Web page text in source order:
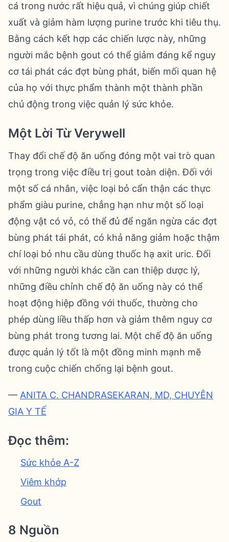
cá trong nước rất hiệu quả, vì chúng giúp chiết
xuất và giảm hàm lượng purine trước khi tiêu thụ.
Bằng cách kết hợp các chiến lược này, những
người mắc bệnh gout có thể giảm đáng kể nguy
cơ tái phát các đợt bùng phát, biến mối quan hệ
của họ với thực phẩm thành một thành phần
chủ động trong việc quản lý sức khỏe.
Một Lời Từ Verywell
Thay đổi chế độ ăn uống đóng một vai trò quan
trọng trong việc điều trị gout toàn diện. Đối với
một số cá nhân, việc loại bỏ cẩn thận các thực
phẩm giàu purine, chẳng hạn như một số loại
động vật có vỏ, có thể đủ để ngăn ngừa các đợt
bùng phát tái phát, có khả năng giảm hoặc thậm
chí loại bỏ nhu cầu dùng thuốc hạ axit uric. Đối
với những người khác cần can thiệp dược lý,
những điều chỉnh chế độ ăn uống này có thể
hoạt động hiệp đồng với thuốc, thường cho
phép dùng liều thấp hơn và giảm thêm nguy cơ
bùng phát trong tương lai. Một chế độ ăn uống
được quản lý tốt là một đồng minh mạnh mẽ
trong cuộc chiến chống lại bệnh gout.
— ANITA C. CHANDRASEKARAN, MD, CHUYÊN
GIA Y TẾ
Đọc thêm:
Sức khỏe A-Z
Viêm khớp
Gout
8 Nguồn